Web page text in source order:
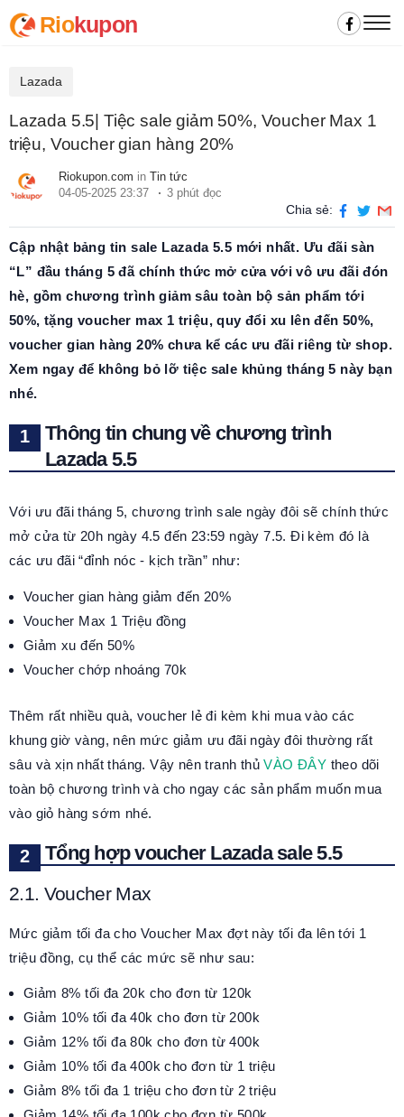
Riokupon
Lazada
Lazada 5.5| Tiệc sale giảm 50%, Voucher Max 1
triệu, Voucher gian hàng 20%
Riokupon.com in Tin tức
04-05-2025 23:37
3 phút đọc
Chia sẻ:
Cập nhật bảng tin sale Lazada 5.5 mới nhất. Ưu đãi sàn
“L” đầu tháng 5 đã chính thức mở cửa với vô ưu đãi đón
hè, gồm chương trình giảm sâu toàn bộ sản phẩm tới
50%, tặng voucher max 1 triệu, quy đổi xu lên đến 50%,
voucher gian hàng 20% chưa kể các ưu đãi riêng từ shop.
Xem ngay để không bỏ lỡ tiệc sale khủng tháng 5 này bạn
nhé.
Thông tin chung về chương trình
Lazada 5.5
Với ưu đãi tháng 5, chương trình sale ngày đôi sẽ chính thức
mở cửa từ 20h ngày 4.5 đến 23:59 ngày 7.5. Đi kèm đó là
các ưu đãi “đỉnh nóc - kịch trần” như:
Voucher gian hàng giảm đến 20%
Voucher Max 1 Triệu đồng
Giảm xu đến 50%
Voucher chớp nhoáng 70k
Thêm rất nhiều quà, voucher lẻ đi kèm khi mua vào các
khung giờ vàng, nên mức giảm ưu đãi ngày đôi thường rất
sâu và xịn nhất tháng. Vậy nên tranh thủVÀO ĐÂY theo dõi
toàn bộ chương trình và cho ngay các sản phẩm muốn mua
vào giỏ hàng sớm nhé.
Tổng hợp voucher Lazada sale 5.5
2.1. Voucher Max
Mức giảm tối đa cho Voucher Max đợt này tối đa lên tới 1
triệu đồng, cụ thể các mức sẽ như sau:
Giảm 8% tối đa 20k cho đơn từ 120k
Giảm 10% tối đa 40k cho đơn từ 200k
Giảm 12% tối đa 80k cho đơn từ 400k
Giảm 10% tối đa 400k cho đơn từ 1 triệu
Giảm 8% tối đa 1 triệu cho đơn từ 2 triệu